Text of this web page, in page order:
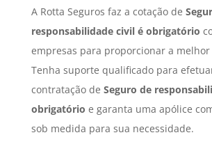
A Rotta Seguros faz a cotação de
responsabilidade civil é obrigatório
empresas para proporcionar a
Tenha suporte qualificado para
contratação de Seguro de
obrigatório e garanta uma apólice
sob medida para sua necessidade.